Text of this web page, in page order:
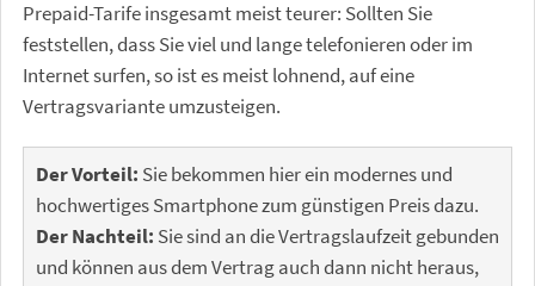
Prepaid-Tarife insgesamt meist teurer: Sollten Sie
feststellen, dass Sie viel und lange telefonieren oder im
Internet surfen, so ist es meist lohnend, auf eine
Vertragsvariante umzusteigen.
Der Vorteil: Sie bekommen hier ein modernes und
hochwertiges Smartphone zum günstigen Preis dazu.
Der Nachteil: Sie sind an die Vertragslaufzeit gebunden
und können aus dem Vertrag auch dann nicht heraus,